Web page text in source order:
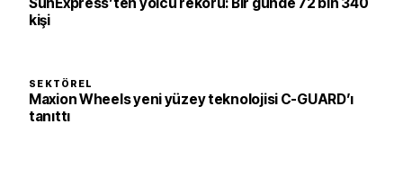
kişi
SEKTÖREL
Maxion Wheels yeni yüzey teknolojisi C-GUARD’ı
tanıttı